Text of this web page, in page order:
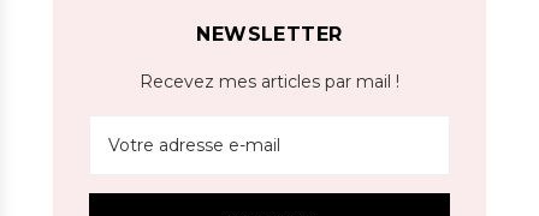
NEWSLETTER
Recevez mes articles par mail !